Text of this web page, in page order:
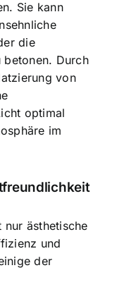
Sie kann
die
betonen. Durch
von
optimal
im
nur ästhetische
und
der